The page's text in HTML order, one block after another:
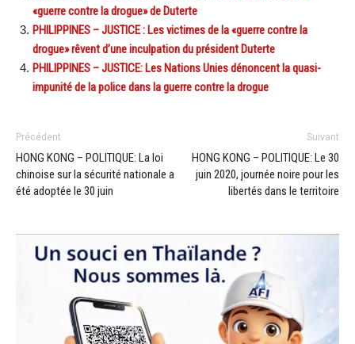
«guerre contre la drogue» de Duterte
PHILIPPINES – JUSTICE : Les victimes de la «guerre contre la
drogue» rêvent d’une inculpation du président Duterte
PHILIPPINES – JUSTICE: Les Nations Unies dénoncent la quasi-
impunité de la police dans la guerre contre la drogue
Précédent
HONG KONG – POLITIQUE: La loi
chinoise sur la sécurité nationale a
été adoptée le 30 juin
Suivant
HONG KONG – POLITIQUE: Le 30
juin 2020, journée noire pour les
libertés dans le territoire